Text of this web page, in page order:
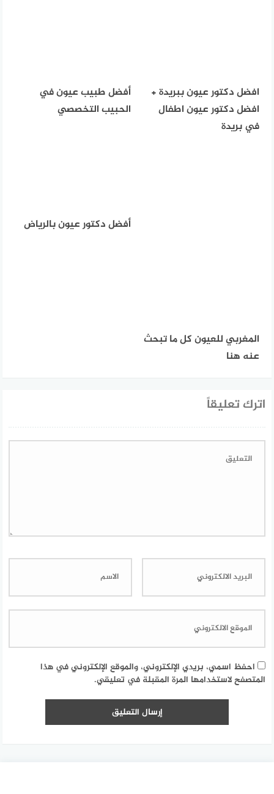
افضل دكتور عيون ببريدة +
افضل دكتور عيون اطفال
في بريدة
أفضل طبيب عيون في
الحبيب التخصصي
أفضل دكتور عيون بالرياض
المغربي للعيون كل ما تبحث
عنه هنا
اترك تعليقاً
احفظ اسمي، بريدي الإلكتروني، والموقع الإلكتروني في هذا
المتصفح لاستخدامها المرة المقبلة في تعليقي.